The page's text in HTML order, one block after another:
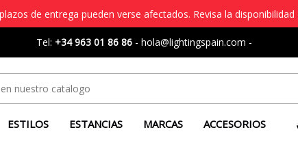
de entrega pueden verse afectados. Revisa la
Tel: +34 963 01 86 86 - hola@lightingspain.com -
ESTILOS ESTANCIAS MARCAS ACCESORIOS